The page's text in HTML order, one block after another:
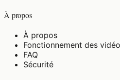
À propos
À propos
Fonctionnement des
FAQ
Sécurité